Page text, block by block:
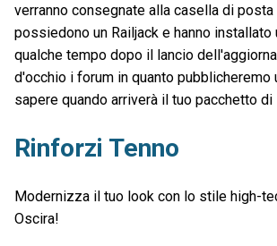
verranno consegnate alla casella di
possiedono un Railjack e hanno installato
qualche tempo dopo il lancio
d'occhio i forum in quanto pubblicheremo
sapere quando arriverà il tuo pacchetto
Rinforzi Tenno
Modernizza il tuo look con lo stile high-
Oscira!